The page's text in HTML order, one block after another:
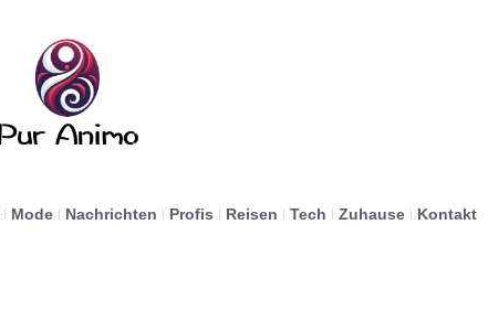
Mode Nachrichten Profis Reisen Tech Zuhause Kontakt